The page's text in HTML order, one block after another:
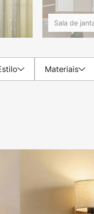
Sala de
Materiais